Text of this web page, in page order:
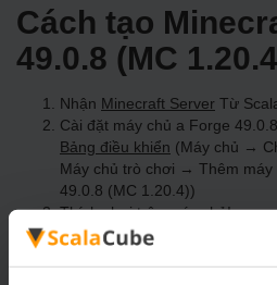
Cách tạo
49.0.8 (MC
Nhận Minecraft Server Từ
Cài đặt máy chủ a Forge
Bảng điều khiển (Máy chủ →
Máy chủ trò chơi → Thêm
49.0.8 (MC 1.20.4))
Thích chơi trên máy chủ!